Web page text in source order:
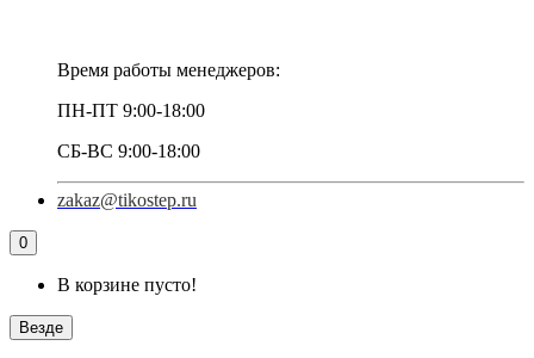
Время работы менеджеров:
ПН-ПТ 9:00-18:00
СБ-ВС 9:00-18:00
zakaz@tikostep.ru
0
В корзине пусто!
Везде